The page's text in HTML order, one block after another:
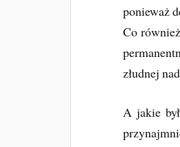
ponieważ
Co
złudnej
A jakie